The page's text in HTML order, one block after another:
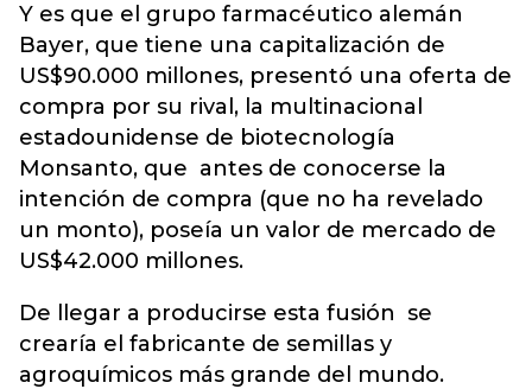
Y es que el grupo farmacéutico alemán
Bayer, que tiene una capitalización de
US$90.000 millones, presentó una oferta de
compra por su rival, la multinacional
estadounidense de biotecnología
Monsanto, que antes de conocerse la
intención de compra (que no ha revelado
un monto), poseía un valor de mercado de
US$42.000 millones.
De llegar a producirse esta fusión se
crearía el fabricante de semillas y
agroquímicos más grande del mundo.